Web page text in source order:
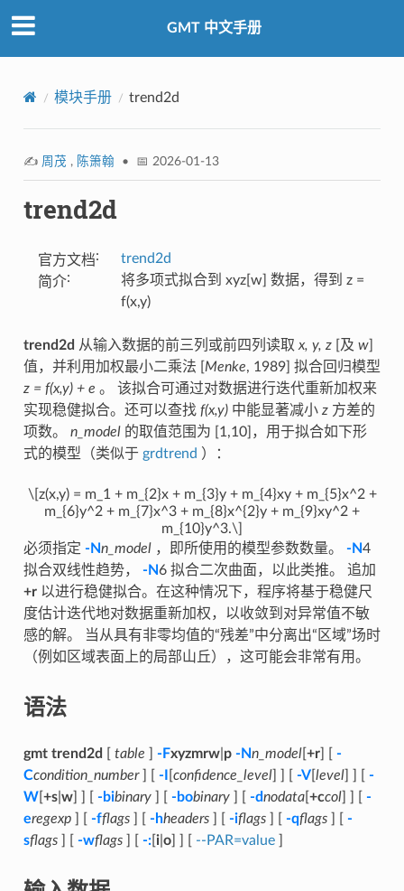
GMT 中文手册
模块手册 trend2d
✍️ 周茂 , 陈箫翰 • 📅 2026-01-13
trend2d
官方文档:
trend2d
简介:
将多项式拟合到 xyz[w] 数据，得到 z =
f(x,y)
trend2d 从输入数据的前三列或前四列读取x, y, z[及 w]
值，并利用加权最小二乘法 [ Menke, 1989] 拟合回归模型
z = f(x,y) + e 。 该拟合可通过对数据进行迭代重新加权来
实现稳健拟合。还可以查找 f(x,y)中能显著减小 z方差的
项数。 n_model的取值范围为 [1,10]，用于拟合如下形
式的模型（类似于 grdtrend ）：
\[z(x,y) = m_1 + m_{2}x + m_{3}y + m_{4}xy + m_{5}x^2 +
m_{6}y^2 + m_{7}x^3 + m_{8}x^{2}y + m_{9}xy^2 +
m_{10}y^3.\]
必须指定 -Nn_model，即所使用的模型参数数量。 -N4
拟合双线性趋势， -N6 拟合二次曲面，以此类推。 追加
+r以进行稳健拟合。在这种情况下，程序将基于稳健尺
度估计迭代地对数据重新加权，以收敛到对异常值不敏
感的解。 当从具有非零均值的“残差”中分离出“区域”场时
（例如区域表面上的局部山丘），这可能会非常有用。
语法
gmt trend2d table -Fxyzmrw| p -Nn_model[ +r] [ -
Ccondition_number] [ -I confidence_level] ] [ -V[ level] ] [ -
W[ +s| w] ] [ -bibinary] [ -bobinary] [ -dnodata[ +ccol] ] [ -
eregexp] [ -fflags] [ -hheaders] [ -iflags] [ -qflags] [ -
sflags] [ -wflags] [ -:[ i| o] ] [ --PAR=value]